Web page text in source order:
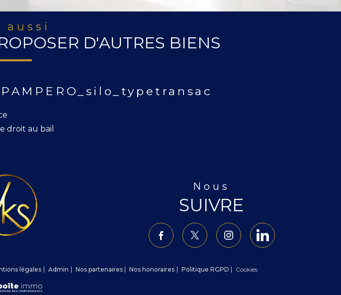
aussi
D'AUTRES BIENS
droit au bail
Nous
SUIVRE
légales Admin Nos partenaires Nos honoraires Politique RGPD Cookies